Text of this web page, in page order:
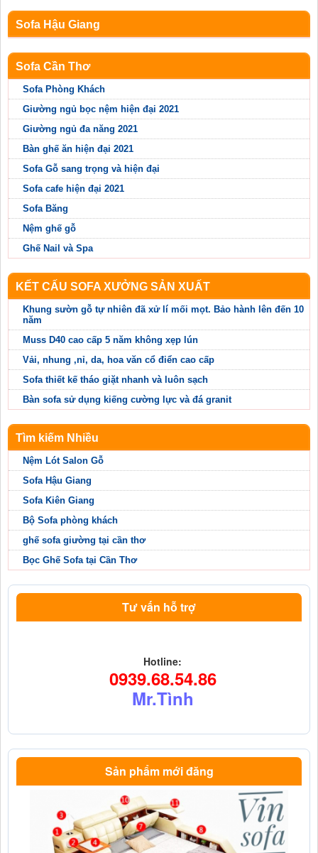
Sofa Hậu Giang
Sofa Cần Thơ
Sofa Phòng Khách
Giường ngủ bọc nệm hiện đại 2021
Giường ngủ đa năng 2021
Bàn ghế ăn hiện đại 2021
Sofa Gỗ sang trọng và hiện đại
Sofa cafe hiện đại 2021
Sofa Băng
Nệm ghế gỗ
Ghế Nail và Spa
KẾT CẤU SOFA XƯỞNG SẢN XUẤT
Khung sườn gỗ tự nhiên đã xử lí mối mọt. Bảo hành lên đến 10
năm
Muss D40 cao cấp 5 năm không xẹp lún
Vải, nhung ,nỉ, da, hoa văn cổ điển cao cấp
Sofa thiết kế tháo giặt nhanh và luôn sạch
Bàn sofa sử dụng kiếng cường lực và đá granit
Tìm kiếm Nhiều
Nệm Lót Salon Gỗ
Sofa Hậu Giang
Sofa Kiên Giang
Bộ Sofa phòng khách
ghế sofa giường tại cần thơ
Bọc Ghế Sofa tại Cần Thơ
Tư vấn hỗ trợ
Hotline:
0939.68.54.86
Mr.Tình
Sản phẩm mới đăng